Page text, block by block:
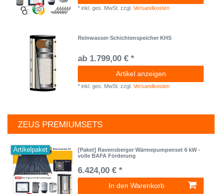
*inkl. ges. MwSt. zzgl.Versandkosten
Reinwasser-Schichtenspeicher KHS
ab 1.799,00 € *
Artikel anzeigen
*inkl. ges. MwSt. zzgl.Versandkosten
ZEUS PREMIUMSETS
Artikelpaket
[Paket] Ravensberger Wärmepumpenset 6 kW -
volle BAFA Förderung
6.424,00 € *
In den Warenkorb